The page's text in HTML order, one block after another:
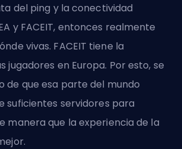
del ping y la conectividad
y FACEIT, entonces realmente
vivas. FACEIT tiene la
jugadores en Europa. Por esto, se
de que esa parte del mundo
suficientes servidores para
manera que la experiencia de la